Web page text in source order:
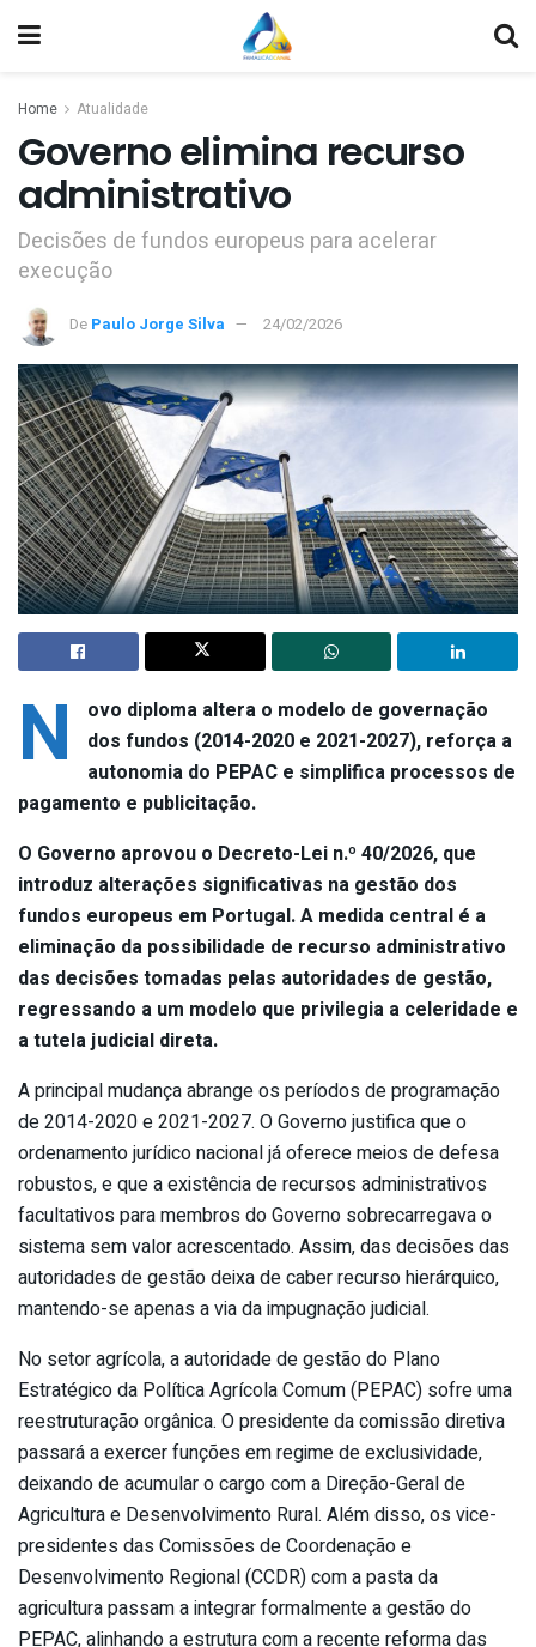
Home Atualidade
Governo elimina recurso
administrativo
Decisões de fundos europeus para acelerar
execução
De Paulo Jorge Silva 24/02/2026
N
ovo diploma altera o modelo de governação
dos fundos (2014-2020 e 2021-2027), reforça a
autonomia do PEPAC e simplifica processos de
pagamento e publicitação.
O Governo aprovou o Decreto-Lei n.º 40/2026, que
introduz alterações significativas na gestão dos
fundos europeus em Portugal. A medida central é a
eliminação da possibilidade de recurso administrativo
das decisões tomadas pelas autoridades de gestão,
regressando a um modelo que privilegia a celeridade e
a tutela judicial direta.
A principal mudança abrange os períodos de programação
de 2014-2020 e 2021-2027. O Governo justifica que o
ordenamento jurídico nacional já oferece meios de defesa
robustos, e que a existência de recursos administrativos
facultativos para membros do Governo sobrecarregava o
sistema sem valor acrescentado. Assim, das decisões das
autoridades de gestão deixa de caber recurso hierárquico,
mantendo-se apenas a via da impugnação judicial.
No setor agrícola, a autoridade de gestão do Plano
Estratégico da Política Agrícola Comum (PEPAC) sofre uma
reestruturação orgânica. O presidente da comissão diretiva
passará a exercer funções em regime de exclusividade,
deixando de acumular o cargo com a Direção-Geral de
Agricultura e Desenvolvimento Rural. Além disso, os vice-
presidentes das Comissões de Coordenação e
Desenvolvimento Regional (CCDR) com a pasta da
agricultura passam a integrar formalmente a gestão do
PEPAC, alinhando a estrutura com a recente reforma das